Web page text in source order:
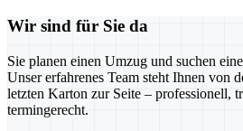
Wir sind für Sie da
Sie planen einen Umzug und suchen
Unser erfahrenes Team steht Ihnen von
letzten Karton zur Seite – professionell,
termingerecht.